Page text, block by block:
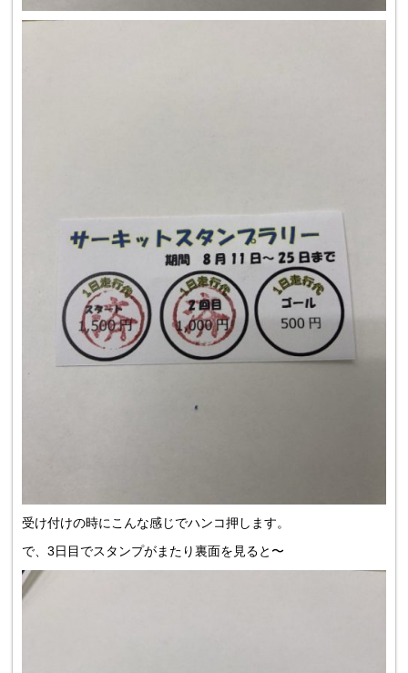
受け付けの時にこんな感じでハンコ押します。
で、3日目でスタンプがまたり裏面を見ると〜